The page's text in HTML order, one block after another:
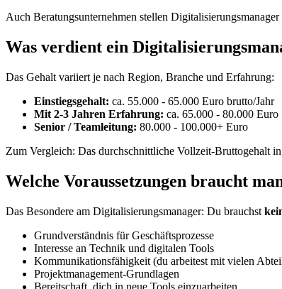
Auch Beratungsunternehmen stellen
Was verdient ein
Das Gehalt variiert je nach Region, Branche und Erfahrung:
Einstiegsgehalt: ca. 55.000 - 65.000 Euro brutto/Jahr
Mit 2-3 Jahren Erfahrung: ca. 65.000 - 80.000 Euro
Senior / Teamleitung: 80.000 - 100.000+ Euro
Zum Vergleich: Das durchschnittliche Vollzeit-Bruttogehalt
Welche Voraussetzungen braucht
Das Besondere am Digitalisierungsmanager: Du brauchst
Grundverständnis für Geschäftsprozesse
Interesse an Technik und digitalen Tools
Kommunikationsfähigkeit (du arbeitest mit vielen
Projektmanagement-Grundlagen
Bereitschaft, dich in neue Tools einzuarbeiten